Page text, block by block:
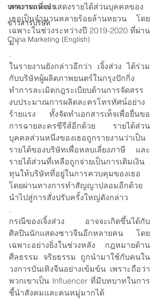
บทความแนะนำ
ข่าวสารบริษัท
China Marketing (English)
สามารถที่จะแสดงรายได้ส่วนบุคคลของ
เธอเป็นจำนวนหลายร้อยล้านหยวน โดย
เฉพาะในช่วงระหว่างปี 2019-2020 ที่ผ่าน
มา
.
ในรายงานยังกล่าวอีกว่า เจิ้งส่วง ได้ร่วม
กับบริษัทผู้ผลิตภาพยนตร์ในกรุงปักกิ่ง
ทำการละเมิดกฎระเบียบด้านการจัดสรร
งบประมาณการผลิตละครโทรทัศน์อย่าง
ร้ายแรง ทั้งจัดทำเอกสารเท็จเพื่อยื่นขอ
การฉายละครซีรีส์อีกด้วย รายได้ส่วน
บุคคลส่วนหนึ่งของเธอถูกรายงานว่าเป็น
รายได้ของบริษัทเพื่อหลบเลี่ยงภาษี และ
รายได้ส่วนที่เหลือถูกจ่ายเป็นการเติมเงิน
ทุนให้บริษัทที่อยู่ในการควบคุมของเธอ
โดยผ่านทางการทำสัญญาปลอมอีกด้วย
นำไปสู่การสั่งปรับครั้งใหญ่ดังกล่าว
.
กรณีของเจิ้งส่วง อาจจะเกิดขึ้นได้กับ
ศิลปินนักแสดงชาวจีนอีกหลายคน โดย
เฉพาะอย่างยิ่งในช่วงหลัง กฎหมายด้าน
ศีลธรรม จริยธรรม ถูกนำมาใช้กับคนใน
วงการบันเทิงจีนอย่างเข้มข้น เพราะถือว่า
พวกเขาเป็น Influencer ที่มีบทบาทในการ
ชี้นำสังคมและคนหมู่มากได้